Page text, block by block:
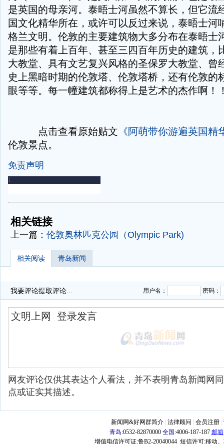
是英国的母亲河。泰晤士河虽然不算长，但它流
国文化精华所在，或许可以反过来说，泰晤士河
格兰文明。伦敦的主要建筑物大多分布在泰晤士
是那些有着上百年、甚至三四百年历史的建筑，
大教堂、具有文艺复兴风格的圣保罗大教堂、曾
史上黑暗时期的伦敦塔、伦敦塔桥，还有伦敦的
眼等等。每一幢建筑都称得上是艺术的杰作啊！
点击查看原始贴文 《阿萌带你游遍英国精
伦敦景点。
免责声明
-
相关链接
上一篇： 伦敦奥林匹克公园（Olympic Park)
相关阅读 青岛新闻
我要评论提取评论... 用户名： 密码：
网友评论仅供其表达个人看法，并不表明青岛新闻网
点或证实其描述。